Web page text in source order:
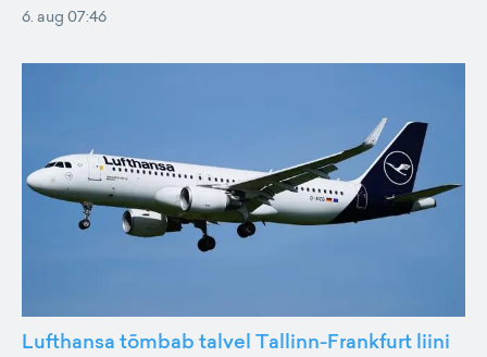
6. aug 07:46
Lufthansa tõmbab talvel Tallinn-Frankfurt liini